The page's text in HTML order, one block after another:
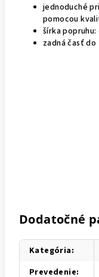
jednoduché
pomocou
šírka popruhu:
zadná časť do
Dodatočné
Kategória:
Prevedenie: